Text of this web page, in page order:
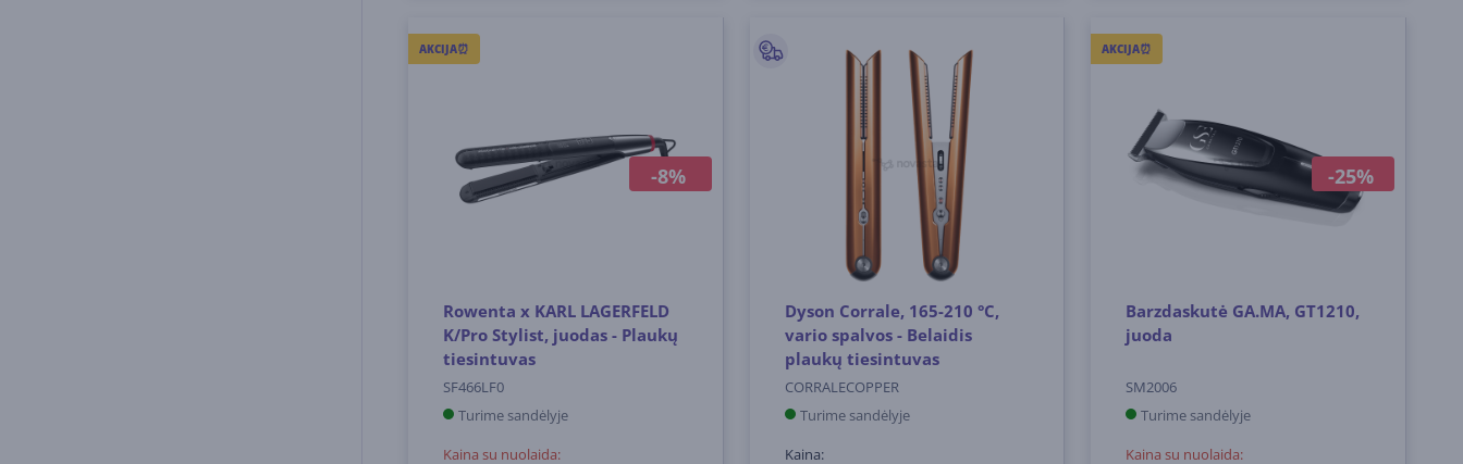
AKCIJA⏰
-8%
Rowenta x KARL LAGERFELD
K/Pro Stylist, juodas - Plaukų
tiesintuvas
SF466LF0
Turime sandėlyje
Kaina su nuolaida:
Dyson Corrale, 165-210 °C,
vario spalvos - Belaidis
plaukų tiesintuvas
CORRALECOPPER
Turime sandėlyje
Kaina:
AKCIJA⏰
-25%
Barzdaskutė GA.MA, GT1210,
juoda
SM2006
Turime sandėlyje
Kaina su nuolaida: